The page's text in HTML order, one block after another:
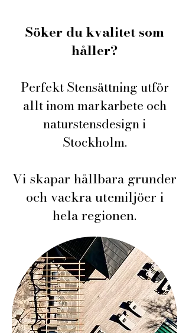
Söker du kvalitet som
håller?
Perfekt Stensättning utför
allt inom markarbete och
naturstensdesign i
Stockholm.
Vi skapar hållbara grunder
och vackra utemiljöer i
hela regionen.